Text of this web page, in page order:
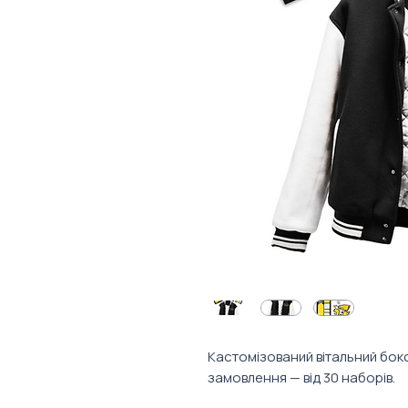
Кастомізований вітальний
замовлення — від 30 наборів.